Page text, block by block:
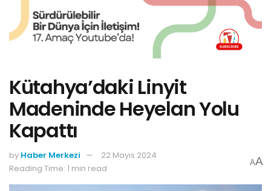
Kütahya’daki Linyit
Madeninde Heyelan Yolu
Kapattı
by Haber Merkezi
22 Mayıs 2024
Reading Time: 1 min read
AA